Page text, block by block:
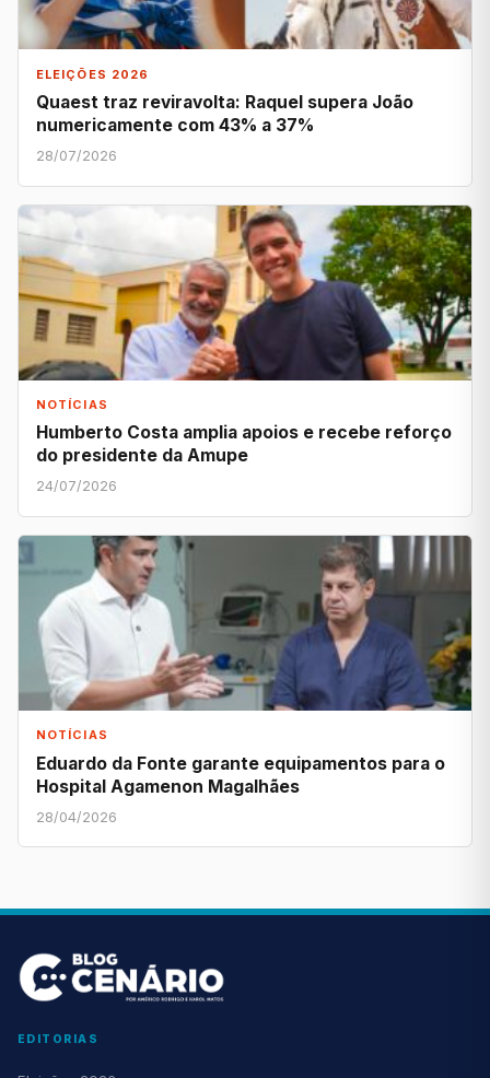
ELEIÇÕES 2026
Quaest traz reviravolta: Raquel supera João
numericamente com 43% a 37%
28/07/2026
NOTÍCIAS
Humberto Costa amplia apoios e recebe reforço
do presidente da Amupe
24/07/2026
NOTÍCIAS
Eduardo da Fonte garante equipamentos para o
Hospital Agamenon Magalhães
28/04/2026
EDITORIAS